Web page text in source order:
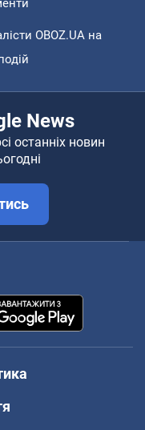
OBOZ.UA на
News
останніх новин